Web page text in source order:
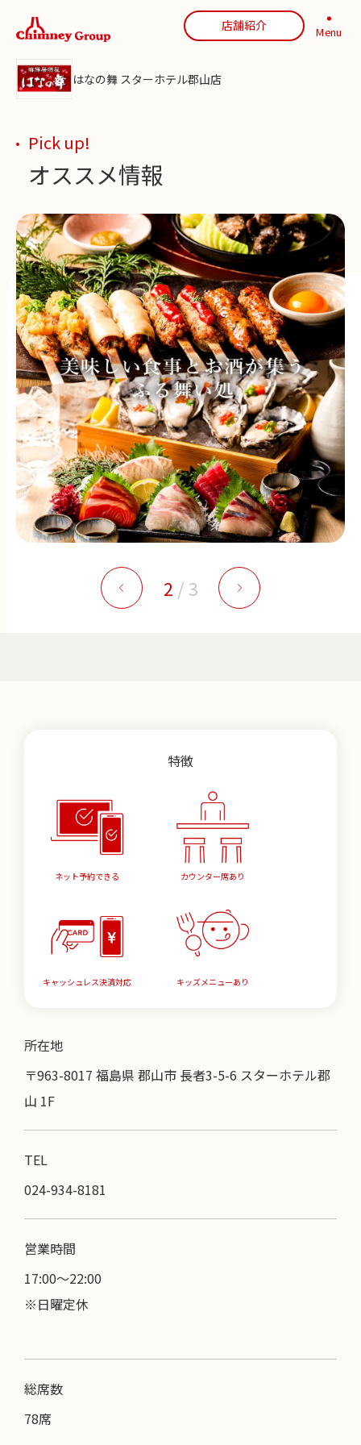
店舗紹介 Menu
はなの舞 スターホテル郡山店
Pick up!
オススメ情報
2 /3
特徴
ネット予約できる カウンター席あり
キャッシュレス決済対応 キッズメニューあり
所在地
〒963-8017 福島県 郡山市 長者3-5-6 スターホテル郡
山 1F
TEL
024-934-8181
営業時間
17:00〜22:00
※日曜定休
総席数
78席